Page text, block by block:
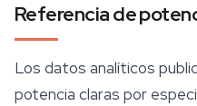
Referencia de
Los datos analíticos
potencia claras por